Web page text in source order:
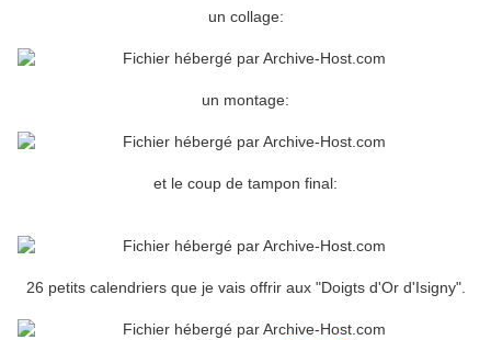
un collage:
un montage:
et le coup de tampon final:
26 petits calendriers que je vais offrir aux "Doigts d'Or d'Isigny".